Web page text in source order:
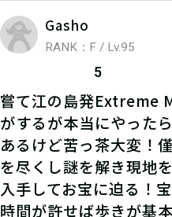
052.『忍の
行先を突
Gasho
RANK：F / Lv.95
5
嘗て江の島発Extreme
がするが本当にやった
あるけど苦っ茶大変！
を尽くし謎を解き現地
入手してお宝に迫る！
時間が許せば歩きが基